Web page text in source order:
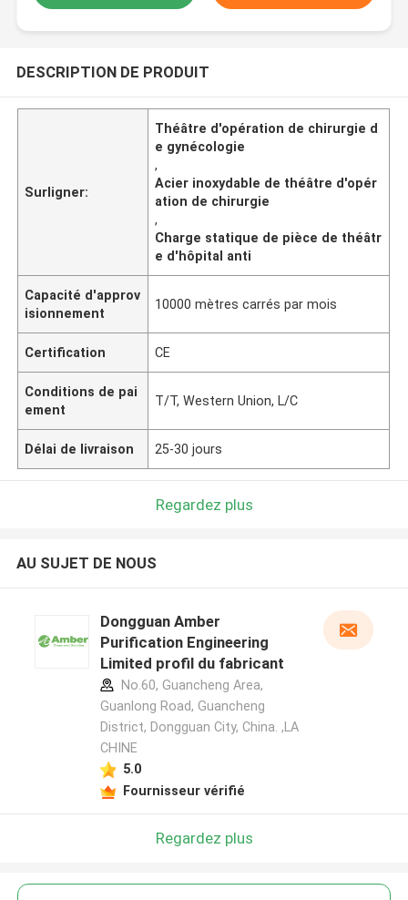
DESCRIPTION DE PRODUIT
Surligner:
Théâtre d'opération de chirurgie d
e gynécologie
,
Acier inoxydable de théâtre d'opér
ation de chirurgie
,
Charge statique de pièce de théâtr
e d'hôpital anti
Capacité d'approv
isionnement
10000 mètres carrés par mois
Certification CE
Conditions de pai
ement
T/T, Western Union, L/C
Délai de livraison 25-30 jours
Regardez plus
AU SUJET DE NOUS
Dongguan Amber
Purification Engineering
Limited profil du fabricant
No.60, Guancheng Area,
Guanlong Road, Guancheng
District, Dongguan City, China. ,LA
CHINE
5.0
Fournisseur vérifié
Regardez plus